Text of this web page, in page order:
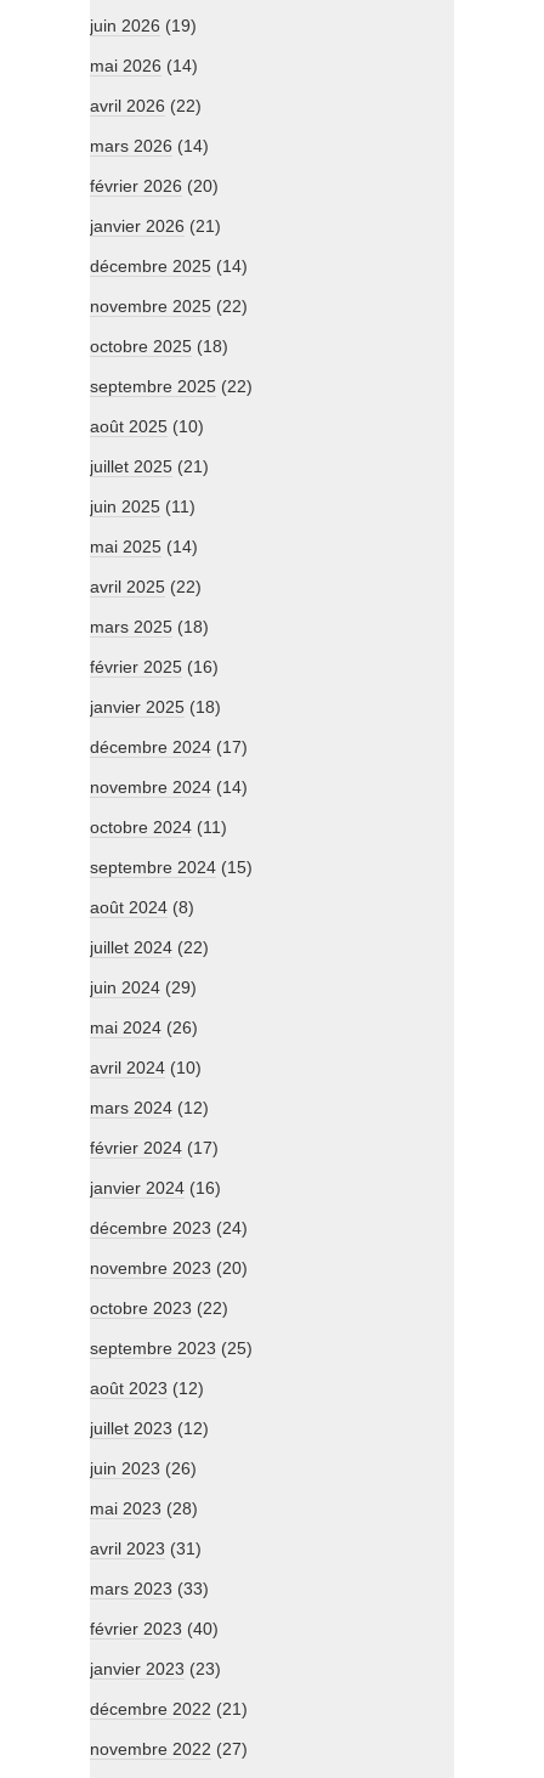
juin 2026 (19)
mai 2026 (14)
avril 2026 (22)
mars 2026 (14)
février 2026 (20)
janvier 2026 (21)
décembre 2025 (14)
novembre 2025 (22)
octobre 2025 (18)
septembre 2025 (22)
août 2025 (10)
juillet 2025 (21)
juin 2025 (11)
mai 2025 (14)
avril 2025 (22)
mars 2025 (18)
février 2025 (16)
janvier 2025 (18)
décembre 2024 (17)
novembre 2024 (14)
octobre 2024 (11)
septembre 2024 (15)
août 2024 (8)
juillet 2024 (22)
juin 2024 (29)
mai 2024 (26)
avril 2024 (10)
mars 2024 (12)
février 2024 (17)
janvier 2024 (16)
décembre 2023 (24)
novembre 2023 (20)
octobre 2023 (22)
septembre 2023 (25)
août 2023 (12)
juillet 2023 (12)
juin 2023 (26)
mai 2023 (28)
avril 2023 (31)
mars 2023 (33)
février 2023 (40)
janvier 2023 (23)
décembre 2022 (21)
novembre 2022 (27)